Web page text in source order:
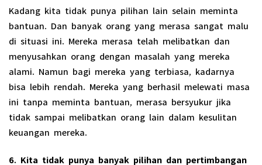
Kadang kita tidak punya pilihan lain selain meminta
bantuan. Dan banyak orang yang merasa sangat malu
di situasi ini. Mereka merasa telah melibatkan dan
menyusahkan orang dengan masalah yang mereka
alami. Namun bagi mereka yang terbiasa, kadarnya
bisa lebih rendah. Mereka yang berhasil melewati masa
ini tanpa meminta bantuan, merasa bersyukur jika
tidak sampai melibatkan orang lain dalam kesulitan
keuangan mereka.
6. Kita tidak punya banyak pilihan dan pertimbangan